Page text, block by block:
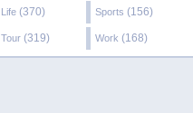
Life (370) Sports (156)
Tour (319) Work (168)